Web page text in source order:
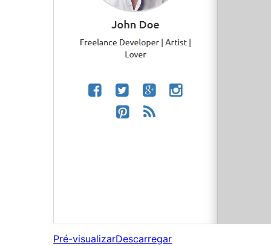
Pré-visualizarDescarregar